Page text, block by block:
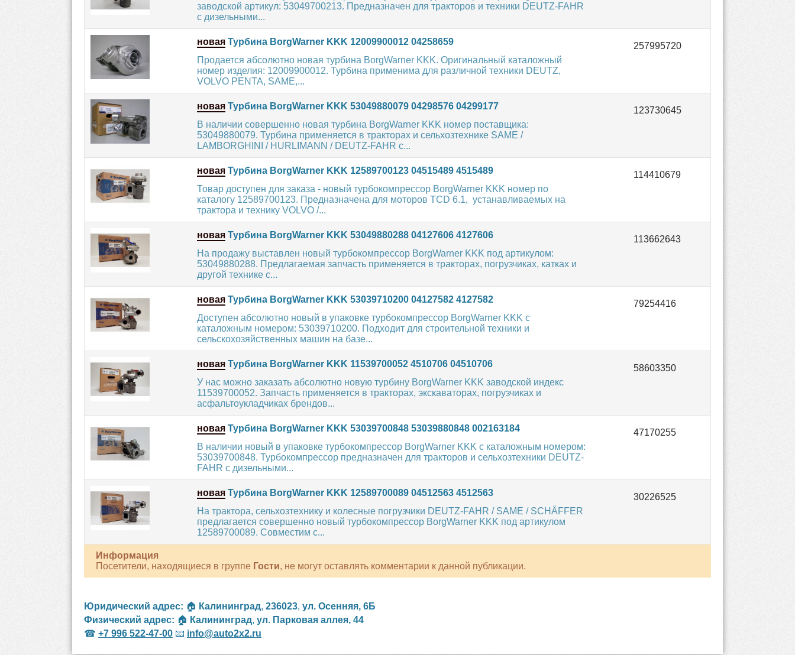
заводской артикул: 53049700213. Предназначен для тракторов и техники DEUTZ-FAHR
с дизельными...
новая Турбина BorgWarner KKK 12009900012 04258659
Продается абсолютно новая турбина BorgWarner KKK. Оригинальный каталожный
номер изделия: 12009900012. Турбина применима для различной техники DEUTZ,
VOLVO PENTA, SAME,...
новая Турбина BorgWarner KKK 53049880079 04298576 04299177
В наличии совершенно новая турбина BorgWarner KKK номер поставщика:
53049880079. Турбина применяется в тракторах и сельхозтехнике SAME /
LAMBORGHINI / HURLIMANN / DEUTZ-FAHR с...
новая Турбина BorgWarner KKK 12589700123 04515489 4515489
Товар доступен для заказа - новый турбокомпрессор BorgWarner KKK номер по
каталогу 12589700123. Предназначена для моторов TCD 6.1, устанавливаемых на
трактора и технику VOLVO /...
новая Турбина BorgWarner KKK 53049880288 04127606 4127606
На продажу выставлен новый турбокомпрессор BorgWarner KKK под артикулом:
53049880288. Предлагаемая запчасть применяется в тракторах, погрузчиках, катках и
другой технике с...
новая Турбина BorgWarner KKK 53039710200 04127582 4127582
Доступен абсолютно новый в упаковке турбокомпрессор BorgWarner KKK с
каталожным номером: 53039710200. Подходит для строительной техники и
сельскохозяйственных машин на базе...
новая Турбина BorgWarner KKK 11539700052 4510706 04510706
У нас можно заказать абсолютно новую турбину BorgWarner KKK заводской индекс
11539700052. Запчасть применяется в тракторах, экскаваторах, погрузчиках и
асфальтоукладчиках брендов...
новая Турбина BorgWarner KKK 53039700848 53039880848 002163184
В наличии новый в упаковке турбокомпрессор BorgWarner KKK с каталожным номером:
53039700848. Турбокомпрессор предназначен для тракторов и сельхозтехники DEUTZ-
FAHR с дизельными...
новая Турбина BorgWarner KKK 12589700089 04512563 4512563
На трактора, сельхозтехнику и колесные погрузчики DEUTZ-FAHR / SAME / SCHÄFFER
предлагается совершенно новый турбокомпрессор BorgWarner KKK под артикулом
12589700089. Совместим с...
Информация
Посетители, находящиеся в группе Гости, не могут оставлять комментарии к данной публикации.
Юридический адрес: 🏠 Калининград, 236023, ул. Осенняя, 6Б
Физический адрес: 🏠 Калининград, ул. Парковая аллея, 44
☎ +7 996 522-47-00 📧 info@auto2x2.ru